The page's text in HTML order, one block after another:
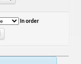
In order